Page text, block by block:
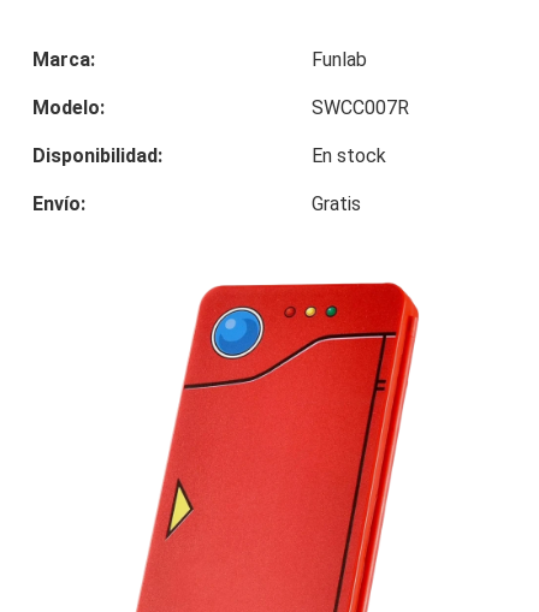
Marca: Funlab
Modelo: SWCC007R
Disponibilidad: En stock
Envío: Gratis